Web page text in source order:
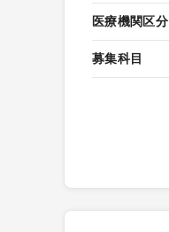
医療機関区分
募集科目